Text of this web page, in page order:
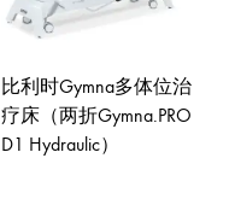
比利时Gymna多体位治
疗床（两折Gymna.PRO
D1 Hydraulic）